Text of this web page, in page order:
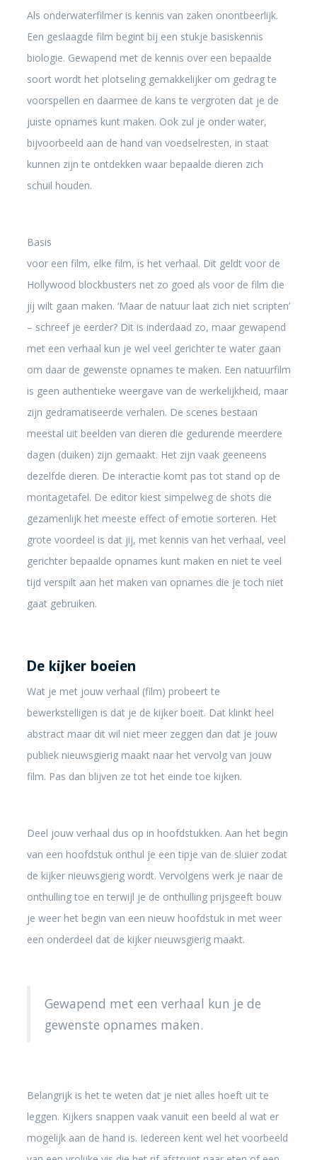
Als onderwaterfilmer is kennis van zaken onontbeerlijk.
Een geslaagde film begint bij een stukje basiskennis
biologie. Gewapend met de kennis over een bepaalde
soort wordt het plotseling gemakkelijker om gedrag te
voorspellen en daarmee de kans te vergroten dat je de
juiste opnames kunt maken. Ook zul je onder water,
bijvoorbeeld aan de hand van voedselresten, in staat
kunnen zijn te ontdekken waar bepaalde dieren zich
schuil houden.
Basis
voor een film, elke film, is het verhaal. Dit geldt voor de
Hollywood blockbusters net zo goed als voor de film die
jij wilt gaan maken. ‘Maar de natuur laat zich niet scripten’
– schreef je eerder? Dit is inderdaad zo, maar gewapend
met een verhaal kun je wel veel gerichter te water gaan
om daar de gewenste opnames te maken. Een natuurfilm
is geen authentieke weergave van de werkelijkheid, maar
zijn gedramatiseerde verhalen. De scenes bestaan
meestal uit beelden van dieren die gedurende meerdere
dagen (duiken) zijn gemaakt. Het zijn vaak geeneens
dezelfde dieren. De interactie komt pas tot stand op de
montagetafel. De editor kiest simpelweg de shots die
gezamenlijk het meeste effect of emotie sorteren. Het
grote voordeel is dat jij, met kennis van het verhaal, veel
gerichter bepaalde opnames kunt maken en niet te veel
tijd verspilt aan het maken van opnames die je toch niet
gaat gebruiken.
De kijker boeien
Wat je met jouw verhaal (film) probeert te
bewerkstelligen is dat je de kijker boeit. Dat klinkt heel
abstract maar dit wil niet meer zeggen dan dat je jouw
publiek nieuwsgierig maakt naar het vervolg van jouw
film. Pas dan blijven ze tot het einde toe kijken.
Deel jouw verhaal dus op in hoofdstukken. Aan het begin
van een hoofdstuk onthul je een tipje van de sluier zodat
de kijker nieuwsgierig wordt. Vervolgens werk je naar de
onthulling toe en terwijl je de onthulling prijsgeeft bouw
je weer het begin van een nieuw hoofdstuk in met weer
een onderdeel dat de kijker nieuwsgierig maakt.
Gewapend met een verhaal kun je de
gewenste opnames maken.
Belangrijk is het te weten dat je niet alles hoeft uit te
leggen. Kijkers snappen vaak vanuit een beeld al wat er
mogelijk aan de hand is. Iedereen kent wel het voorbeeld